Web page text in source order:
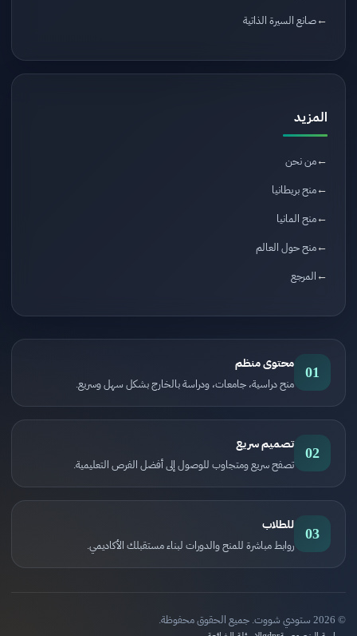
صانع السيرة الذاتية
المزيد
من نحن
منح بريطانيا
منح المانيا
منح حول العالم
المرجع
01 محتوى منظم
منح دراسية، جامعات، ودراسة بالخارج بشكل سهل وسريع.
02 تصميم سريع
تصفح سريع ومتجاوب للوصول إلى أفضل الفرص التعليمية.
03 للطلاب
روابط مباشرة للمنح والدورات لبناء مستقبلك الأكاديمي.
© 2026 ستودي شووت. جميع الحقوق محفوظة.